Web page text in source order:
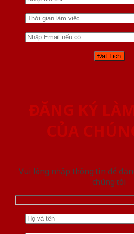
ĐĂNG KÝ
CỦA
Vui lòng nhập thông tin để
chúng tôi